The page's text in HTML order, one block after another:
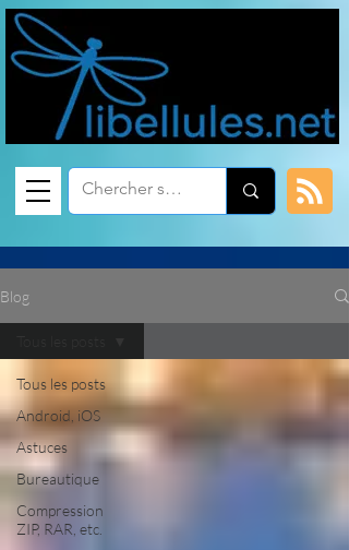
Blog
Tous les posts
Android, iOS
Astuces
Bureautique
Compression
ZIP, RAR, etc.